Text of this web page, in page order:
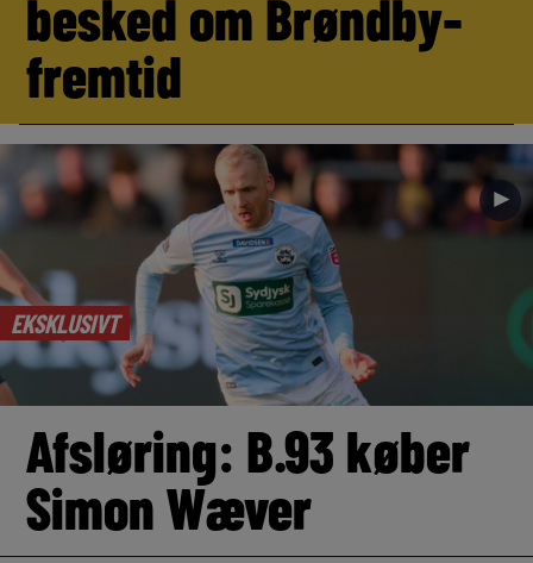
besked om Brøndby-
fremtid
EKSKLUSIVT
►
Afsløring: B.93 køber
Simon Wæver